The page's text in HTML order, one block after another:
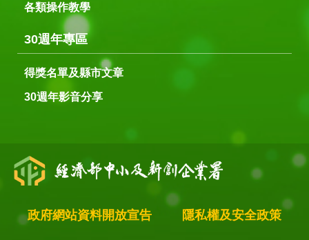
各類操作教學
30週年專區
得獎名單及縣市文章
30週年影音分享
政府網站資料開放宣告 隱私權及安全政策